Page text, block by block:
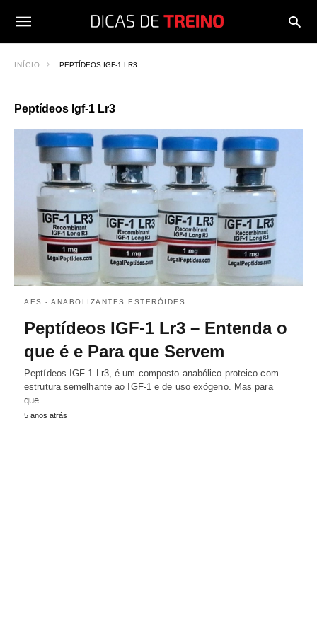
INÍCIO PEPTÍDEOS IGF-1 LR3
Peptídeos Igf-1 Lr3
AES - ANABOLIZANTES ESTERÓIDES
Peptídeos IGF-1 Lr3 – Entenda o
que é e Para que Servem
Peptídeos IGF-1 Lr3, é um composto anabólico proteico com
estrutura semelhante ao IGF-1 e de uso exógeno. Mas para
que…
5 anos atrás